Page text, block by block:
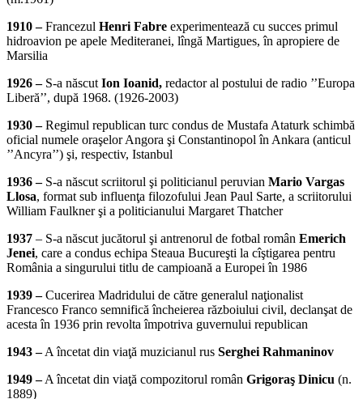
1910 –Francezul Henri Fabre experimentează cu succes primul
hidroavion pe apele Mediteranei, lîngă Martigues, în apropiere de
Marsilia
1926 –S-a născut Ion Ioanid, redactor al postului de radio ’’Europa
Liberă’’, după 1968. (1926-2003)
1930 –Regimul republican turc condus de Mustafa Ataturk schimbă
oficial numele oraşelor Angora şi Constantinopol în Ankara (anticul
’’Ancyra’’) şi, respectiv, Istanbul
1936 –S-a născut scriitorul şi politicianul peruvian Mario Vargas
Llosa, format sub influenţa filozofului Jean Paul Sarte, a scriitorului
William Faulkner şi a politicianului Margaret Thatcher
1937 – S-a născut jucătorul şi antrenorul de fotbal român Emerich
Jenei, care a condus echipa Steaua Bucureşti la cîştigarea pentru
România a singurului titlu de campioană a Europei în 1986
1939 –Cucerirea Madridului de către generalul naţionalist
Francesco Franco semnifică încheierea războiului civil, declanşat de
acesta în 1936 prin revolta împotriva guvernului republican
1943 –A încetat din viaţă muzicianul rus Serghei Rahmaninov
1949 –A încetat din viaţă compozitorul român Grigoraş Dinicu (n.
1889)